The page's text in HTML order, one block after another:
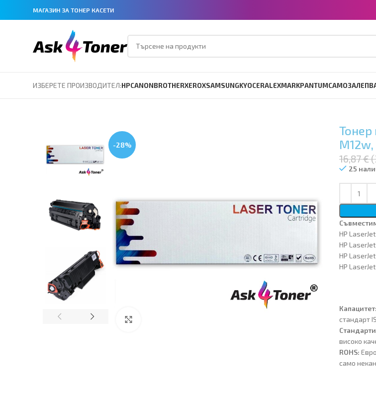
МАГАЗИН ЗА ТОНЕР КАСЕТИ
ИЗБЕРЕТЕ ПРОИЗВОДИТЕЛ:HPCANONBROTHERXEROXSAMSUNGKYOCERALEXMARKPANTUM
-28%
Тонер
16,87 €
25
HP
HP
HP
HP
Капацитет:
стандарт
високо
ROHS:
само